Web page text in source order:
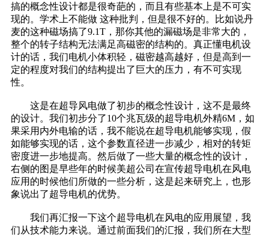
搞的概念性设计都是很奇葩的，而且有些基本上是不可实
现的。学术上不能做 这种批判，但是很不好的。比如说丹
麦的这种磁场搞了9.1T，那你其他的漏磁场是非常大的，
整个的转子结构无法满足高磁密的结构的。真正懂电机设
计的话，我们电机小体积轻，磁密越高越好，但是高到一
定的程度对我们的结构提出了巨大的压力，有不可实现
性。
这是在超导风电做了初步的概念性设计，这不是最终
的设计。我们初步分了10个兆瓦级的超导电机外精6M，如
果采用内外电输的话，我不能说在超导电机能够实现，假
如能够实现的话，这个参数直径进一步减少，相对的转矩
密度进一步地提高。然后做了一些大量的概念性的设计，
右侧的图是早些年的时候美超公司在宣传超导电机在风电
应用的时候他们所做的一些分析，这是起来研究上，也形
象说出了超导电机的优势。
我们再汇报一下这个超导电机在风电的应用展望，我
们从技术能力来说。通过前面我们的汇报，我们所在大型